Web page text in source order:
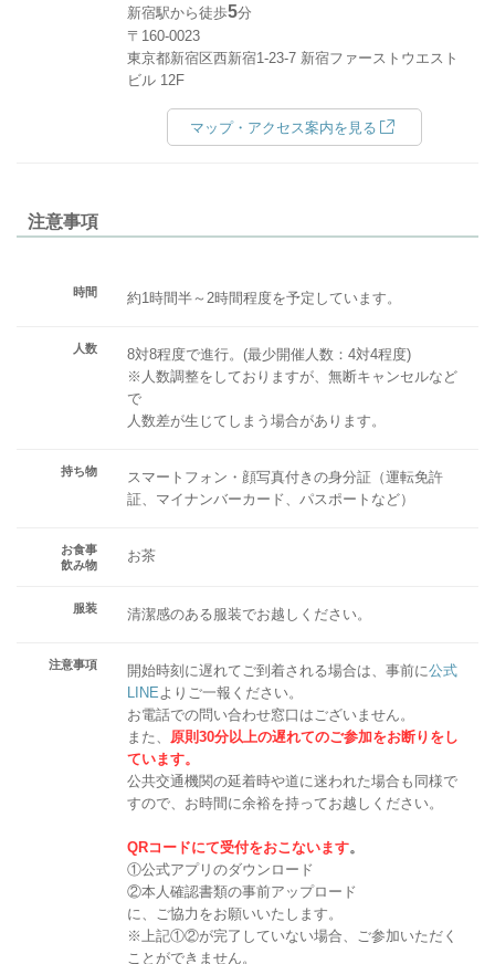
新宿駅から徒歩5分
〒160-0023
東京都新宿区西新宿1-23-7 新宿ファーストウエスト
ビル 12F
マップ・アクセス案内を見る
注意事項
時間 約1時間半～2時間程度を予定しています。
人数
8対8程度で進行。(最少開催人数：4対4程度)
※人数調整をしておりますが、無断キャンセルなど
で
人数差が生じてしまう場合があります。
持ち物
スマートフォン・顔写真付きの身分証（運転免許
証、マイナンバーカード、パスポートなど）
お食事
飲み物
お茶
服装 清潔感のある服装でお越しください。
注意事項 開始時刻に遅れてご到着される場合は、事前に公式
LINE よりご一報ください。
お電話での問い合わせ窓口はございません。
また、 原則30分以上の遅れてのご参加をお断りをし
ています。
公共交通機関の延着時や道に迷われた場合も同様で
すので、お時間に余裕を持ってお越しください。
QRコードにて受付をおこないます。
①公式アプリのダウンロード
②本人確認書類の事前アップロード
に、ご協力をお願いいたします。
※上記①②が完了していない場合、ご参加いただく
ことができません。